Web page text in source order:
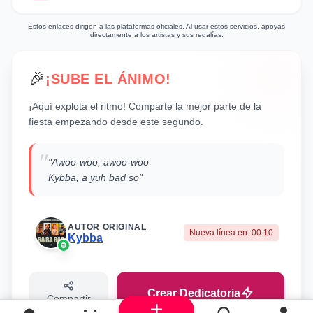
Estos enlaces dirigen a las plataformas oficiales. Al usar estos servicios, apoyas
directamente a los artistas y sus regalías.
🎉 ¡SUBE EL ÁNIMO!
¡Aquí explota el ritmo! Comparte la mejor parte de la
fiesta empezando desde este segundo.
""Awoo-woo, awoo-woo
Kybba, a yuh bad so"
AUTOR ORIGINAL
Kybba Nueva línea en: 00:10
Compartir Crear Dedicatoria